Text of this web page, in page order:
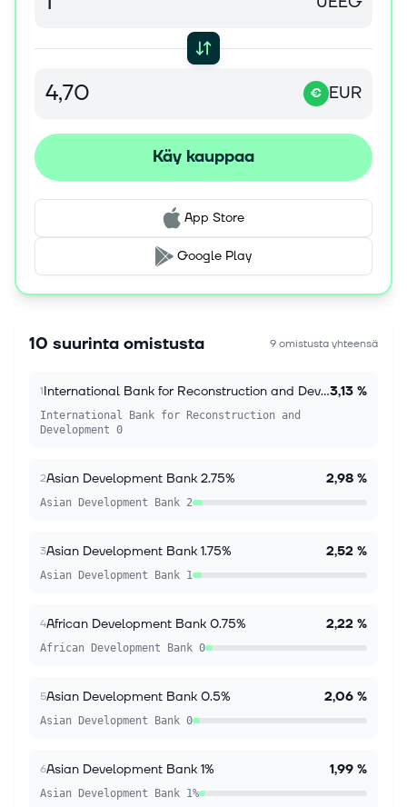
€ EUR
Käy kauppaa
App Store
Google Play
10 suurinta omistusta 9 omistusta yhteensä
1 International Bank for Reconstruction and Development 0.63%3,13 %
International Bank for Reconstruction and
Development 0
2Asian Development Bank 2.75% 2,98 %
Asian Development Bank 2
3Asian Development Bank 1.75% 2,52 %
Asian Development Bank 1
4African Development Bank 0.75% 2,22 %
African Development Bank 0
5Asian Development Bank 0.5% 2,06 %
Asian Development Bank 0
6Asian Development Bank 1% 1,99 %
Asian Development Bank 1%